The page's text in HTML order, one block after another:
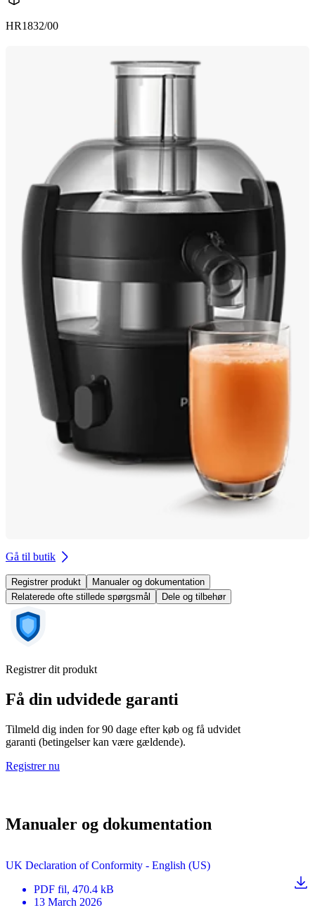
HR1832/00
Gå til butik
Registrer produkt
Manualer og dokumentation
Relaterede ofte stillede spørgsmål
Dele og tilbehør
Registrer dit produkt
Få din udvidede garanti
Tilmeld dig inden for 90 dage efter køb og få udvidet
garanti (betingelser kan være gældende).
Registrer nu
Manualer og dokumentation
UK Declaration of Conformity - English (US)
PDF fil, 470.4 kB
13 March 2026